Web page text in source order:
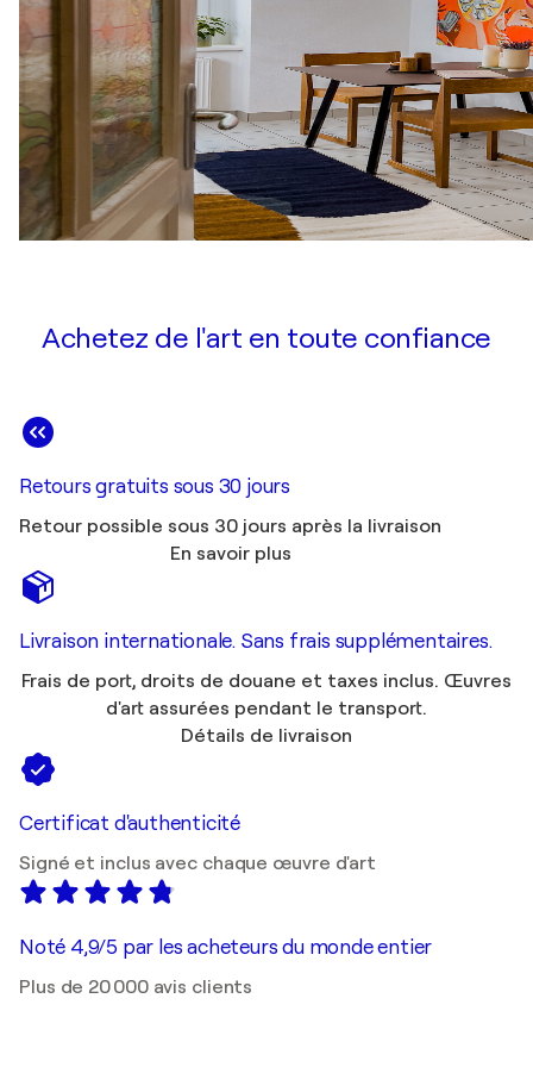
Achetez de l'art en toute confiance
Retours gratuits sous 30 jours
Retour possible sous 30 jours après la livraison
En savoir plus
Livraison internationale. Sans frais supplémentaires.
Frais de port, droits de douane et taxes inclus. Œuvres
d'art assurées pendant le transport.
Détails de livraison
Certificat d'authenticité
Signé et inclus avec chaque œuvre d'art
Noté 4,9/5 par les acheteurs du monde entier
Plus de 20 000 avis clients